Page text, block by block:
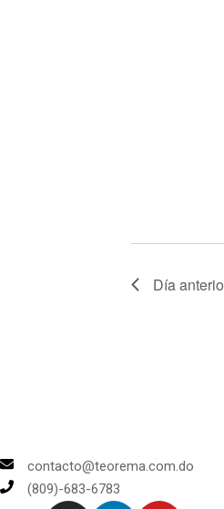
Día
contacto@teorema.com.do
(809)-683-6783